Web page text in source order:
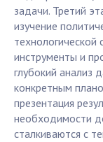
задачи. Третий
изучение
инструменты и
глубокий анализ
конкретным
презентация
необходимости
сталкиваются с